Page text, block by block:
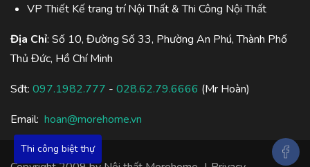
Thi công biệt thự
VP Thiết Kế trang trí Nội Thất & Thi Công Nội Thất
Địa Chỉ: Số 10, Đường Số 33, Phường An Phú, Thành Phố
Thủ Đức, Hồ Chí Minh
Sđt: 097.1982.777 - 028.62.79.6666 (Mr Hoàn)
Email: hoan@morehome.vn